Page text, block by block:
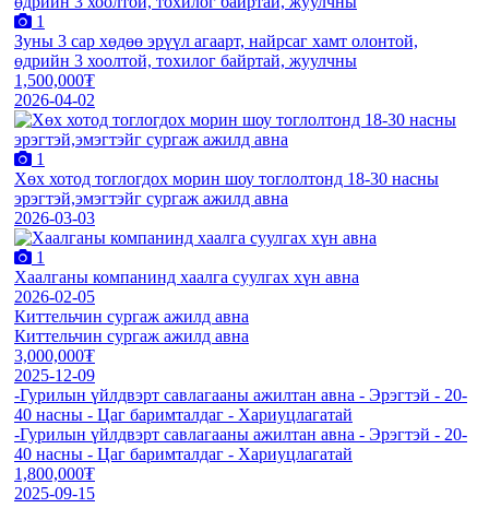
1
Зуны 3 сар хөдөө эрүүл агаарт, найрсаг хамт олонтой,
өдрийн 3 хоолтой, тохилог байртай, жуулчны
1,500,000₮
2026-04-02
1
Хөх хотод тоглогдох морин шоу тоглолтонд 18-30 насны
эрэгтэй,эмэгтэйг сургаж ажилд авна
2026-03-03
1
Хаалганы компанинд хаалга суулгах хүн авна
2026-02-05
Киттельчин сургаж ажилд авна
Киттельчин сургаж ажилд авна
3,000,000₮
2025-12-09
-Гурилын үйлдвэрт савлагааны ажилтан авна - Эрэгтэй - 20-
40 насны - Цаг баримталдаг - Хариуцлагатай
-Гурилын үйлдвэрт савлагааны ажилтан авна - Эрэгтэй - 20-
40 насны - Цаг баримталдаг - Хариуцлагатай
1,800,000₮
2025-09-15